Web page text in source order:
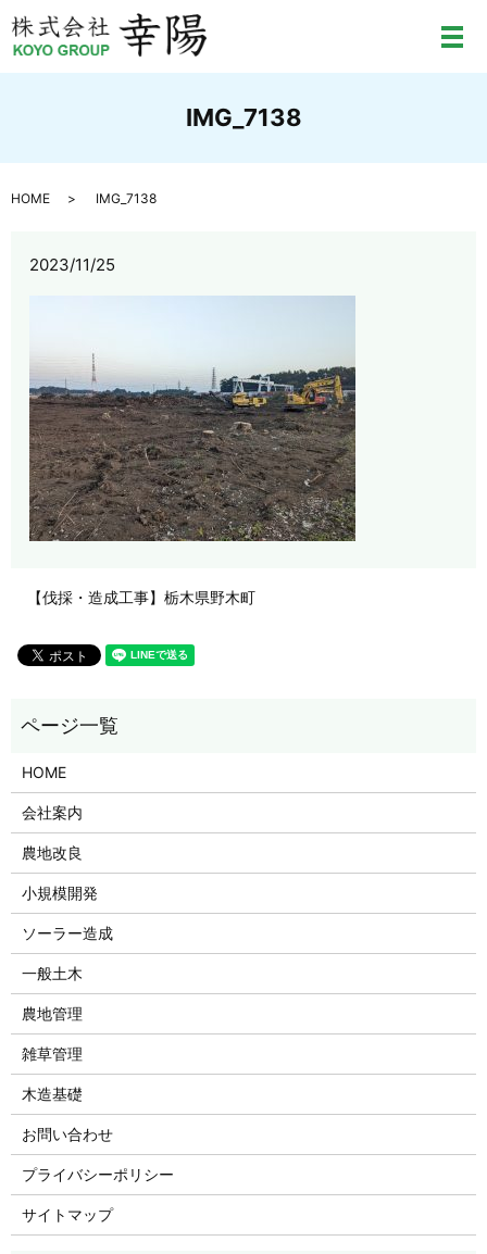
メ
IMG_7138
HOME IMG_7138
2023/11/25
【伐採・造成工事】栃木県野木町
HOME
会社案内
農地改良
小規模開発
ソーラー造成
一般土木
農地管理
雑草管理
木造基礎
お問い合わせ
プライバシーポリシー
サイトマップ